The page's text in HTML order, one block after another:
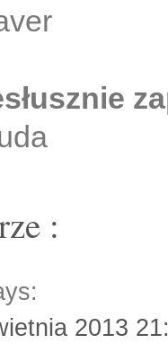
:
2013